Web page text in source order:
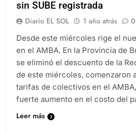
sin SUBE registrada
Diario EL SOL 1 año atrás 0
Desde este miércoles rige el
en el AMBA. En la Provincia de
se eliminó el descuento de la
de este miércoles, comenzaron
tarifas de colectivos en el
fuerte aumento en el costo del
Leer más